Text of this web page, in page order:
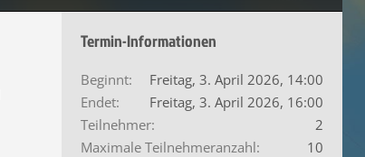
Termin-Informationen
Beginnt
Freitag, 3. April 2026, 14:00
Endet
Freitag, 3. April 2026, 16:00
Teilnehmer
2
Maximale Teilnehmeranzahl
10